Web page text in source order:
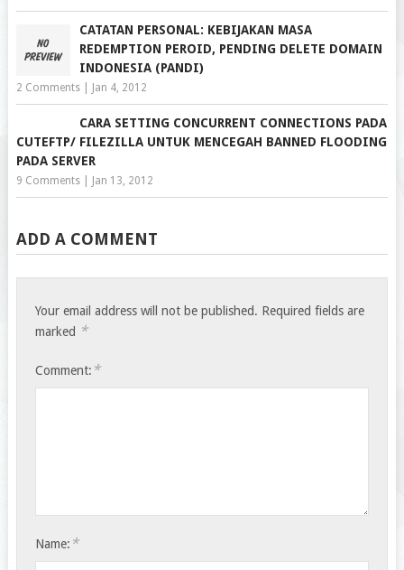
CATATAN PERSONAL: KEBIJAKAN MASA
REDEMPTION PEROID, PENDING DELETE DOMAIN
INDONESIA (PANDI)
2 Comments| Jan 4, 2012
CARA SETTING CONCURRENT CONNECTIONS PADA
CUTEFTP/ FILEZILLA UNTUK MENCEGAH BANNED FLOODING
PADA SERVER
9 Comments| Jan 13, 2012
ADD A COMMENT
Your email address will not be published. Required fields are
marked *
Comment: *
Name: *